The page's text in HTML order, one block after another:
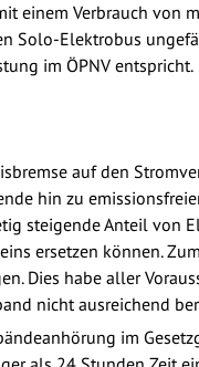
einem Verbrauch von
Solo-Elektrobus
im ÖPNV entspricht.
auf den
hin zu
steigende Anteil von
ersetzen können.
Dies habe aller
nicht ausreichend
im